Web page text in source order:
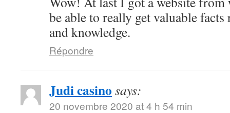
be able to really get valuable
and knowledge.
Répondre
Judi casino says:
20 novembre 2020 at 4 h 54 min